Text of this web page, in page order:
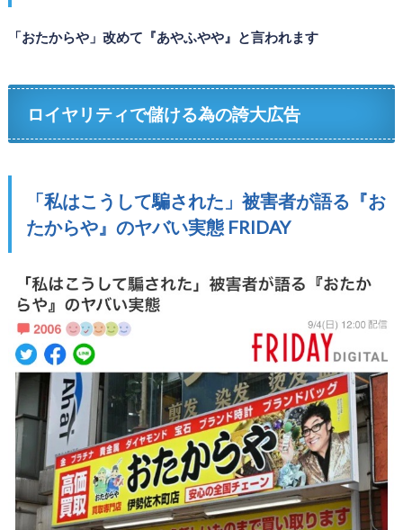
「おたからや」改めて『あやふやや』と言われます
ロイヤリティで儲ける為の誇大広告
「私はこうして騙された」被害者が語る『お
たからや』のヤバい実態 FRIDAY